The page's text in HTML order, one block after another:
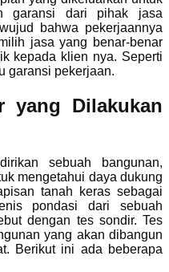
garansi dari pihak jasa
bahwa pekerjaannya
jasa yang benar-benar
kepada klien nya. Seperti
garansi pekerjaan.
yang Dilakukan
sebuah bangunan,
mengetahui daya dukung
tanah keras sebagai
pondasi dari sebuah
dengan tes sondir. Tes
yang akan dibangun
Berikut ini ada beberapa